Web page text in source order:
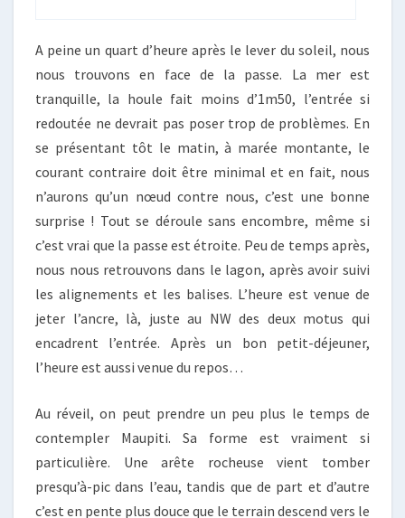
A peine un quart d’heure après le lever du soleil, nous
nous trouvons en face de la passe. La mer est
tranquille, la houle fait moins d’1m50, l’entrée si
redoutée ne devrait pas poser trop de problèmes. En
se présentant tôt le matin, à marée montante, le
courant contraire doit être minimal et en fait, nous
n’aurons qu’un nœud contre nous, c’est une bonne
surprise ! Tout se déroule sans encombre, même si
c’est vrai que la passe est étroite. Peu de temps après,
nous nous retrouvons dans le lagon, après avoir suivi
les alignements et les balises. L’heure est venue de
jeter l’ancre, là, juste au NW des deux motus qui
encadrent l’entrée. Après un bon petit-déjeuner,
l’heure est aussi venue du repos…
Au réveil, on peut prendre un peu plus le temps de
contempler Maupiti. Sa forme est vraiment si
particulière. Une arête rocheuse vient tomber
presqu’à-pic dans l’eau, tandis que de part et d’autre
c’est en pente plus douce que le terrain descend vers le